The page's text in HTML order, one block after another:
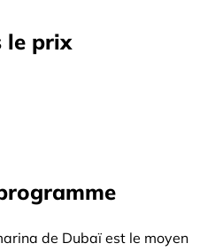
le prix
de Dubaï est le moyen